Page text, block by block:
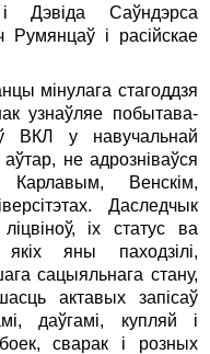
Дэвiда Саўндэрса
Румянцаў i расiйскае
мiнулага стагоддзя
узнаўляе побытава-
ВКЛ у навучальнай
аўтар, не адрознiваўся
Венскiм,
Даследчык
лiцвiноў, iх статус ва
якiх яны паходзiлi,
сацыяльнага стану,
актавых запiсаў
даўгамi, купляй i
сварак i розных